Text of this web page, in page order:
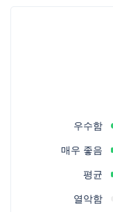
우수함
매우 좋음
평균
열악함